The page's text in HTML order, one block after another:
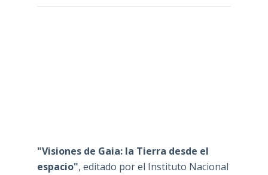
"Visiones de Gaia: la Tierra desde el
espacio", editado por el Instituto Nacional